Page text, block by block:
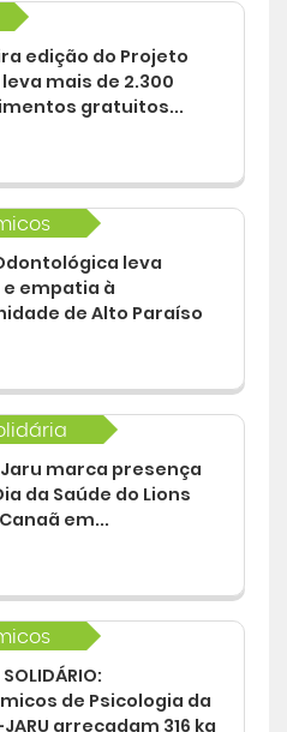
edição do Projeto
mais de 2.300
gratuitos...
leva
empatia à
de Alto Paraíso
Jaru marca presença
da Saúde do Lions
em...
de Psicologia da
JARU arrecadam 316 kg